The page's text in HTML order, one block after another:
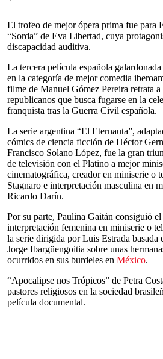
El trofeo de mejor ópera prima fue para
“Sorda” de Eva Libertad, cuya
discapacidad auditiva.
La tercera película española
en la categoría de mejor comedia
filme de Manuel Gómez Pereira retrata
republicanos que busca fugarse en la
franquista tras la Guerra Civil española.
La serie argentina “El Eternauta”,
cómics de ciencia ficción de Héctor
Francisco Solano López, fue la gran
de televisión con el Platino a mejor
cinematográfica, creador en miniserie o
Stagnaro e interpretación masculina en
Ricardo Darín.
Por su parte, Paulina Gaitán consiguió
interpretación femenina en miniserie o
la serie dirigida por Luis Estrada basada
Jorge Ibargüengoitia sobre unas
ocurridos en sus burdeles en México.
“Apocalipse nos Trópicos” de Petra
pastores religiosos en la sociedad
película documental.